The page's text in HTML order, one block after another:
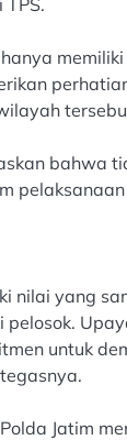
bahwa
nilai yang
pelosok.
untuk
Jatim